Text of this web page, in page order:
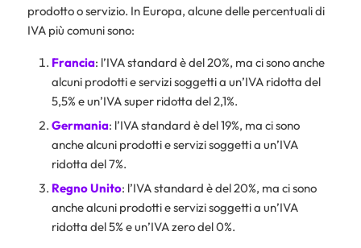
prodotto o servizio. In Europa, alcune delle percentuali di
IVA più comuni sono:
Francia: l’IVA standard è del 20%, ma ci sono anche
alcuni prodotti e servizi soggetti a un’IVA ridotta del
5,5% e un’IVA super ridotta del 2,1%.
Germania: l’IVA standard è del 19%, ma ci sono
anche alcuni prodotti e servizi soggetti a un’IVA
ridotta del 7%.
RegnoUnito: l’IVA standard è del 20%, ma ci sono
anche alcuni prodotti e servizi soggetti a un’IVA
ridotta del 5% e un’IVA zero del 0%.